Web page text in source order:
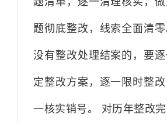
题彻底整改，线索全面清
没有整改处理结案的，要逐
定整改方案，逐一限时整
一核实销号。 对历年整改